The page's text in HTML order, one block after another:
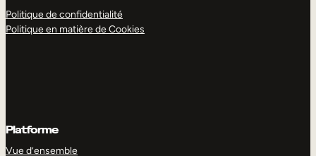
Politique de confidentialité
Politique en matière de Cookies
Platforme
Vue d’ensemble